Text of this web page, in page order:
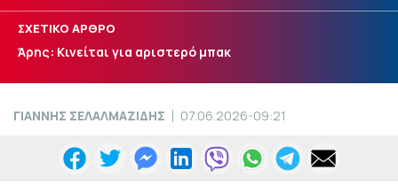
ΣΧΕΤΙΚΟ ΑΡΘΡΟ
Άρης: Κινείται για αριστερό μπακ
ΓΙΑΝΝΗΣ ΣΕΛΑΛΜΑΖΙΔΗΣ 07.06.2026-09:21